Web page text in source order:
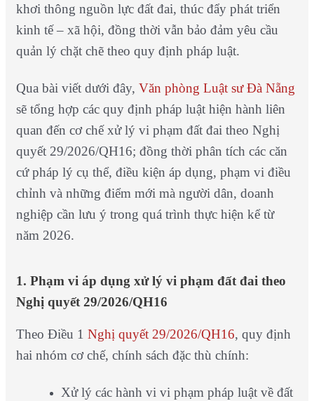
khơi thông nguồn lực đất đai, thúc đẩy phát triển
kinh tế – xã hội, đồng thời vẫn bảo đảm yêu cầu
quản lý chặt chẽ theo quy định pháp luật.
Qua bài viết dưới đây, Văn phòng Luật sư Đà Nẵng
sẽ tổng hợp các quy định pháp luật hiện hành liên
quan đến cơ chế xử lý vi phạm đất đai theo Nghị
quyết 29/2026/QH16; đồng thời phân tích các căn
cứ pháp lý cụ thể, điều kiện áp dụng, phạm vi điều
chỉnh và những điểm mới mà người dân, doanh
nghiệp cần lưu ý trong quá trình thực hiện kể từ
năm 2026.
1. Phạm vi áp dụng xử lý vi phạm đất đai theo
Nghị quyết 29/2026/QH16
Theo Điều 1 Nghị quyết 29/2026/QH16, quy định
hai nhóm cơ chế, chính sách đặc thù chính:
Xử lý các hành vi vi phạm pháp luật về đất